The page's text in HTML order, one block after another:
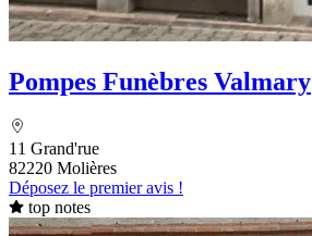
Pompes Funèbres Valmary
11 Grand'rue
82220 Molières
Déposez le premier avis !
top notes